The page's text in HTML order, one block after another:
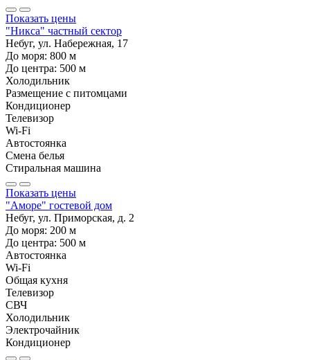
Показать цены
"Никса" частный сектор
Небуг, ул. Набережная, 17
До моря: 800 м
До центра: 500 м
Холодильник
Размещение с питомцами
Кондиционер
Телевизор
Wi-Fi
Автостоянка
Смена белья
Стиральная машина
Показать цены
"Аморе" гостевой дом
Небуг, ул. Приморская, д. 2
До моря: 200 м
До центра: 500 м
Автостоянка
Wi-Fi
Общая кухня
Телевизор
СВЧ
Холодильник
Электрочайник
Кондиционер